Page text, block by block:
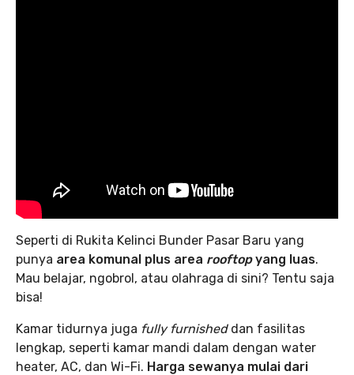
Seperti di Rukita Kelinci Bunder Pasar Baru yang
punya area komunal plus area rooftopyang luas.
Mau belajar, ngobrol, atau olahraga di sini? Tentu saja
bisa!
Kamar tidurnya juga fully furnisheddan fasilitas
lengkap, seperti kamar mandi dalam dengan water
heater, AC, dan Wi-Fi. Harga sewanya mulai dari